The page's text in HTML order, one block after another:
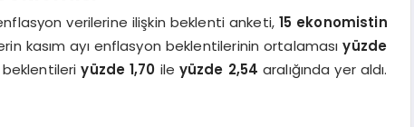
verilerine ilişkin beklenti anketi, 15 ekonomistin
kasım ayı enflasyon beklentilerinin ortalamasıyüzde
beklentileriyüzde 1,70 ile yüzde 2,54 aralığında yer aldı.